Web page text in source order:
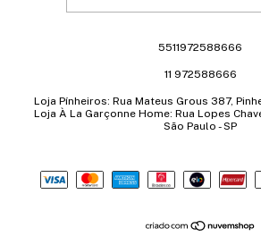
5511972588666
11 972588666
Loja Pínheiros: Rua Mateus Grous 387,
Loja À La Garçonne Home: Rua Lopes
São Paulo - SP